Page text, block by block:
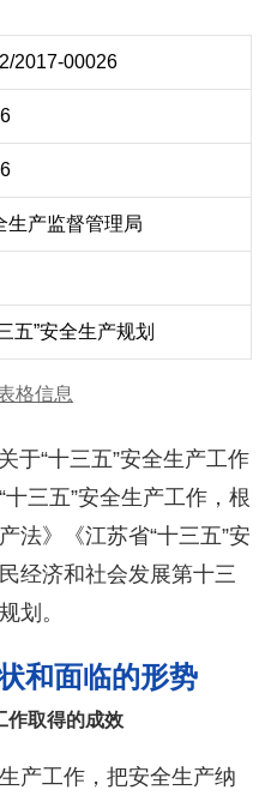
2017-00026
生产监督管理局
五”安全生产规划
格信息
“十三五”安全生产工作
三五”安全生产工作，根
法》《江苏省“十三五”安
经济和社会发展第十三
划。
和面临的形势
作取得的成效
产工作，把安全生产纳